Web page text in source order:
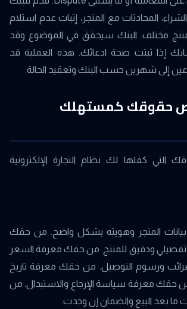
المحادثات مع المتجر، إثبات عدم استلام
منتج مختلف. البنك سيحقق في الموضوع وقد
إذا ثبتت صحة ادعائك. هذه العملية قد
إلى شهرين حسب البنك وتعقيد الحالة.
حقوقك كمستهلك
كفلها لك نظام التجارة الإلكترونية
المتجر وهويته بشكل واضح. من حقك
ودقيق للمنتج. من حقك معرفة السعر
ورسوم التوصيل. من حقك معرفة تاريخ
حقك معرفة سياسة الإرجاع والاستبدال. من
بعد البيع والضمان إن وجدت.